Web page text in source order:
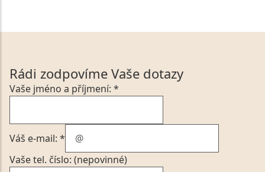
Rádi zodpovíme Vaše dotazy
Vaše jméno a příjmení: *
Váš e-mail: *
Vaše tel. číslo: (nepovinné)